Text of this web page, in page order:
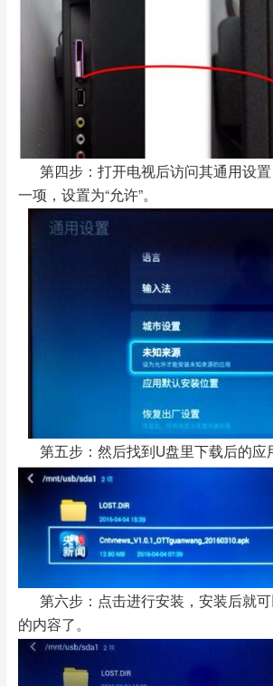
第四步：打开电视后访问其通用设置
一项，设置为“允许”。
第五步：然后找到U盘里下载后的应
第六步：点击进行安装，安装后就
的内容了。